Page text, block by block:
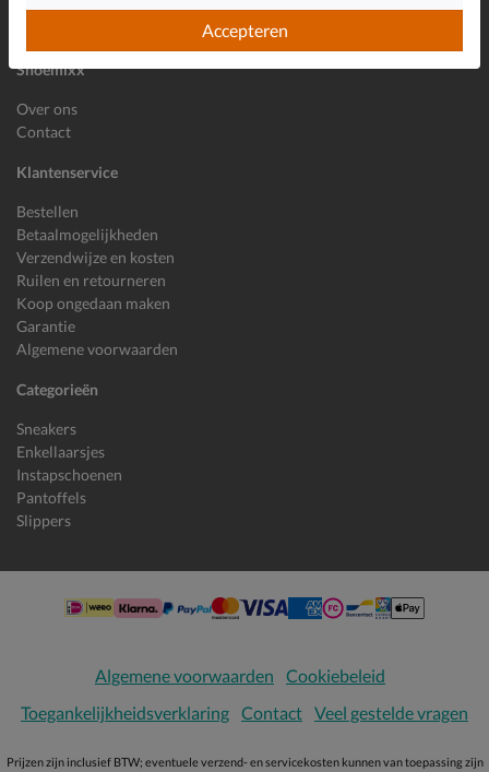
Shoemixx
Over ons
Contact
Klantenservice
Bestellen
Betaalmogelijkheden
Verzendwijze en kosten
Ruilen en retourneren
Koop ongedaan maken
Garantie
Algemene voorwaarden
Categorieën
Sneakers
Enkellaarsjes
Instapschoenen
Pantoffels
Slippers
Algemene voorwaarden
Cookiebeleid
Toegankelijkheidsverklaring Contact Veel gestelde vragen
Prijzen zijn inclusief BTW; eventuele verzend- en servicekosten kunnen van toepassing zijn
Accepteren